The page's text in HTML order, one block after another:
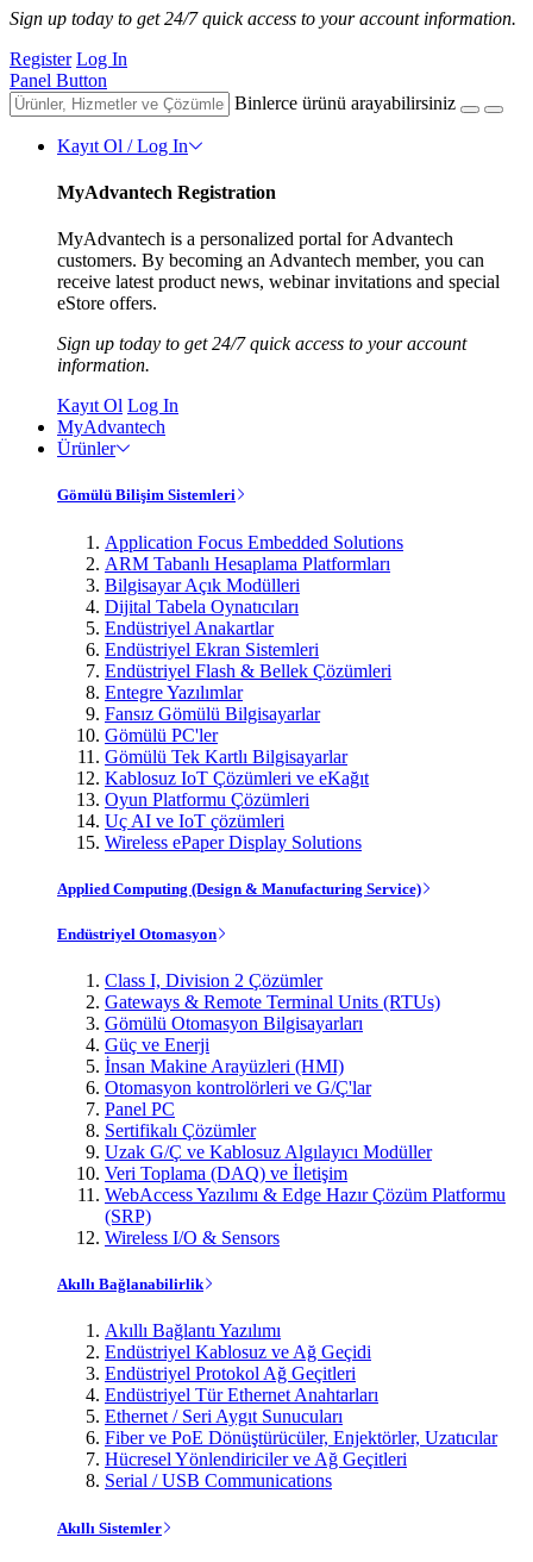
Sign up today to get 24/7 quick access to your account information.
Register Log In
Panel Button
Binlerce ürünü arayabilirsiniz
Kayıt Ol / Log In
MyAdvantech Registration
MyAdvantech is a personalized portal for Advantech
customers. By becoming an Advantech member, you can
receive latest product news, webinar invitations and special
eStore offers.
Sign up today to get 24/7 quick access to your account
information.
Kayıt Ol Log In
MyAdvantech
Ürünler
Gömülü Bilişim Sistemleri
Application Focus Embedded Solutions
ARM Tabanlı Hesaplama Platformları
Bilgisayar Açık Modülleri
Dijital Tabela Oynatıcıları
Endüstriyel Anakartlar
Endüstriyel Ekran Sistemleri
Endüstriyel Flash & Bellek Çözümleri
Entegre Yazılımlar
Fansız Gömülü Bilgisayarlar
Gömülü PC'ler
Gömülü Tek Kartlı Bilgisayarlar
Kablosuz IoT Çözümleri ve eKağıt
Oyun Platformu Çözümleri
Uç AI ve IoT çözümleri
Wireless ePaper Display Solutions
Applied Computing (Design & Manufacturing Service)
Endüstriyel Otomasyon
Class I, Division 2 Çözümler
Gateways & Remote Terminal Units (RTUs)
Gömülü Otomasyon Bilgisayarları
Güç ve Enerji
İnsan Makine Arayüzleri (HMI)
Otomasyon kontrolörleri ve G/Ç'lar
Panel PC
Sertifikalı Çözümler
Uzak G/Ç ve Kablosuz Algılayıcı Modüller
Veri Toplama (DAQ) ve İletişim
WebAccess Yazılımı & Edge Hazır Çözüm Platformu
(SRP)
Wireless I/O & Sensors
Akıllı Bağlanabilirlik
Akıllı Bağlantı Yazılımı
Endüstriyel Kablosuz ve Ağ Geçidi
Endüstriyel Protokol Ağ Geçitleri
Endüstriyel Tür Ethernet Anahtarları
Ethernet / Seri Aygıt Sunucuları
Fiber ve PoE Dönüştürücüler, Enjektörler, Uzatıcılar
Hücresel Yönlendiriciler ve Ağ Geçitleri
Serial / USB Communications
Akıllı Sistemler